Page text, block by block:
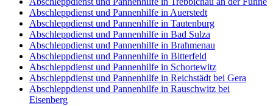
Abschleppdienst und Pannenhilfe in Auerstedt
Abschleppdienst und Pannenhilfe in Tautenburg
Abschleppdienst und Pannenhilfe in Bad Sulza
Abschleppdienst und Pannenhilfe in Brahmenau
Abschleppdienst und Pannenhilfe in Bitterfeld
Abschleppdienst und Pannenhilfe in Schortewitz
Abschleppdienst und Pannenhilfe in Reichstädt bei Gera
Abschleppdienst und Pannenhilfe in Rauschwitz bei
Eisenberg